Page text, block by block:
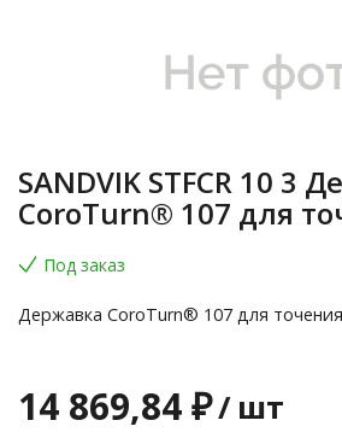
SANDVIK STFCR 10 3
CoroTurn® 107 для
Под заказ
Державка CoroTurn® 107 для точения
14 869,84 ₽/ шт